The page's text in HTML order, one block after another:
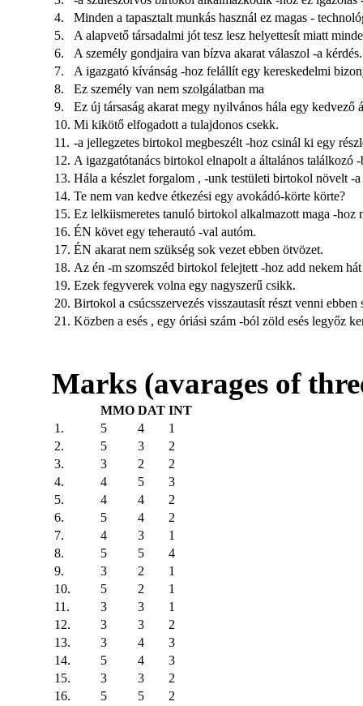
4.
Minden a tapasztalt munkás használ ez magas -
5.
A alapvető társadalmi jót tesz lesz helyettesít miatt
6.
A személy gondjaira van bízva akarat válaszol -a kérdés.
7.
A igazgató kívánság -hoz felállít egy kereskedelmi
8.
Ez személy van nem szolgálatban ma
9.
Ez új társaság akarat megy nyilvános hála egy kedvező
10. Mi kikötő elfogadott a tulajdonos csekk.
11. -a jellegzetes birtokol megbeszélt -hoz csinál ki egy
12. A igazgatótanács birtokol elnapolt a általános találkozó
13. Hála a készlet forgalom , -unk testületi birtokol növelt -a
14. Te nem van kedve étkezési egy avokádó-körte körte?
15. Ez lelkiismeretes tanuló birtokol alkalmazott maga -hoz
16. ÉN követ egy teherautó -val autóm.
17. ÉN akarat nem szükség sok vezet ebben ötvözet.
18. Az én -m szomszéd birtokol felejtett -hoz add nekem
19. Ezek fegyverek volna egy nagyszerű csikk.
20. Birtokol a csúcsszervezés visszautasít részt venni ebben
21. Közben a esés , egy óriási szám -ból zöld esés legyőz
Marks (avarages of
MMO DAT INT
1.
5 4
1
2.
5 3
2
3.
3 2
2
4.
4 5
3
5.
4 4
2
6.
5 4
2
7.
4 3
1
8.
5 5
4
9.
3 2
1
10.
5 2
1
11.
3 3
1
12.
3 3
2
13.
3 4
3
14.
5 4
3
15.
3 3
2
16.
5 5
2